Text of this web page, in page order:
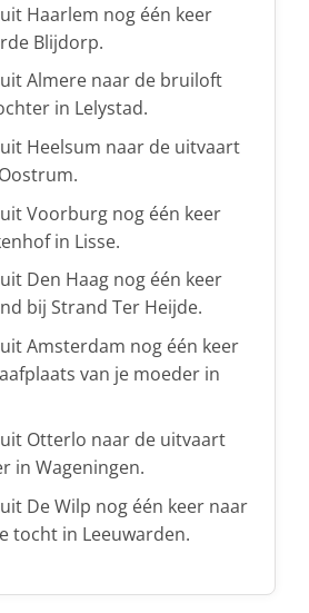
Haarlem nog één keer
Blijdorp.
Almere naar de bruiloft
in Lelystad.
Heelsum naar de uitvaart
Voorburg nog één keer
in Lisse.
Den Haag nog één keer
bij Strand Ter Heijde.
Amsterdam nog één keer
van je moeder in
Otterlo naar de uitvaart
in Wageningen.
De Wilp nog één keer naar
tocht in Leeuwarden.